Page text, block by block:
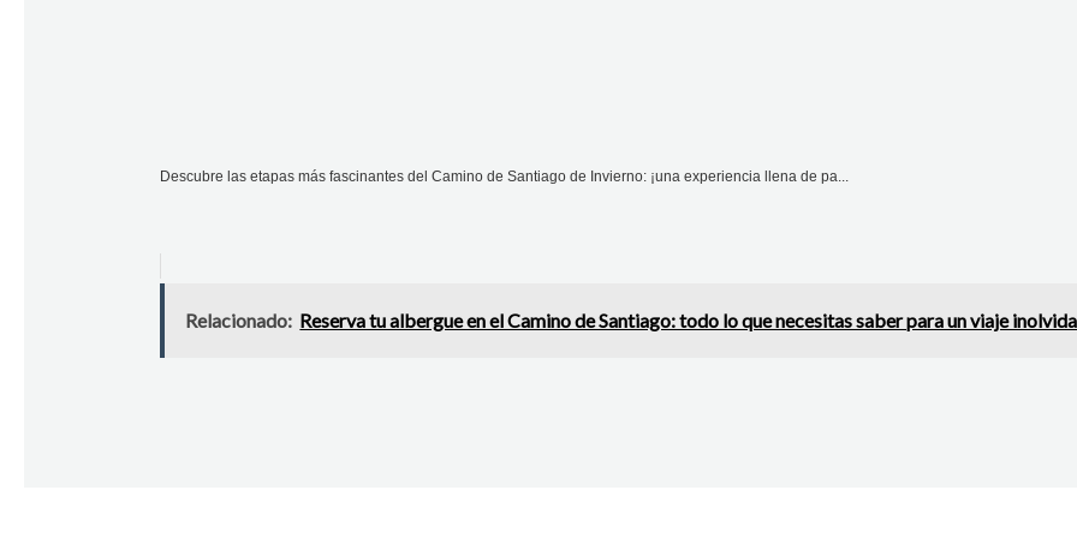
Descubre las etapas más fascinantes del Camino de Santiago de Invierno: ¡una experiencia llena de pa...
Relacionado: Reserva tu albergue en el Camino de Santiago: todo lo que necesitas saber para un viaje